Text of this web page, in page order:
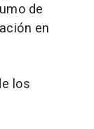
de
en
los